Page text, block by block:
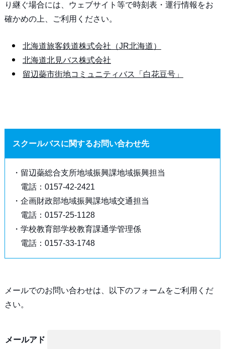
り継ぐ場合には、ウェブサイト等で時刻表・運行情報をお
確かめの上、ご利用ください。
北海道旅客鉄道株式会社（JR北海道）
北海道北見バス株式会社
留辺蘂市街地コミュニティバス「白花豆号」
スクールバスに関するお問い合わせ先
・留辺蘂総合支所地域振興課地域振興担当
電話：0157-42-2421
・企画財政部地域振興課地域交通担当
電話：0157-25-1128
・学校教育部学校教育課通学管理係
電話：0157-33-1748
メールでのお問い合わせは、以下のフォームをご利用くだ
さい。
メールアド